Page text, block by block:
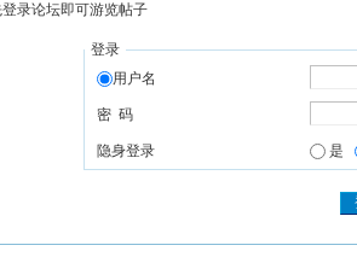
录论坛即可游览帖子
登录
用户名
密 码
隐身登录 是